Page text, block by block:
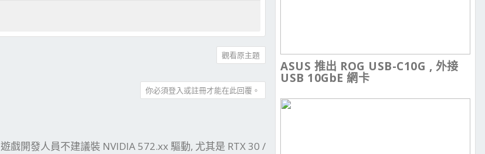
觀看原主題
你必須登入或註冊才能在此回覆。
遊戲開發人員不建議裝 NVIDIA 572.xx 驅動, 尤其是 RTX 30 /
ASUS 推出 ROG USB-C10G , 外接
USB 10GbE 網卡